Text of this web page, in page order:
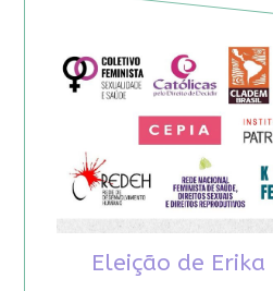
Eleição de